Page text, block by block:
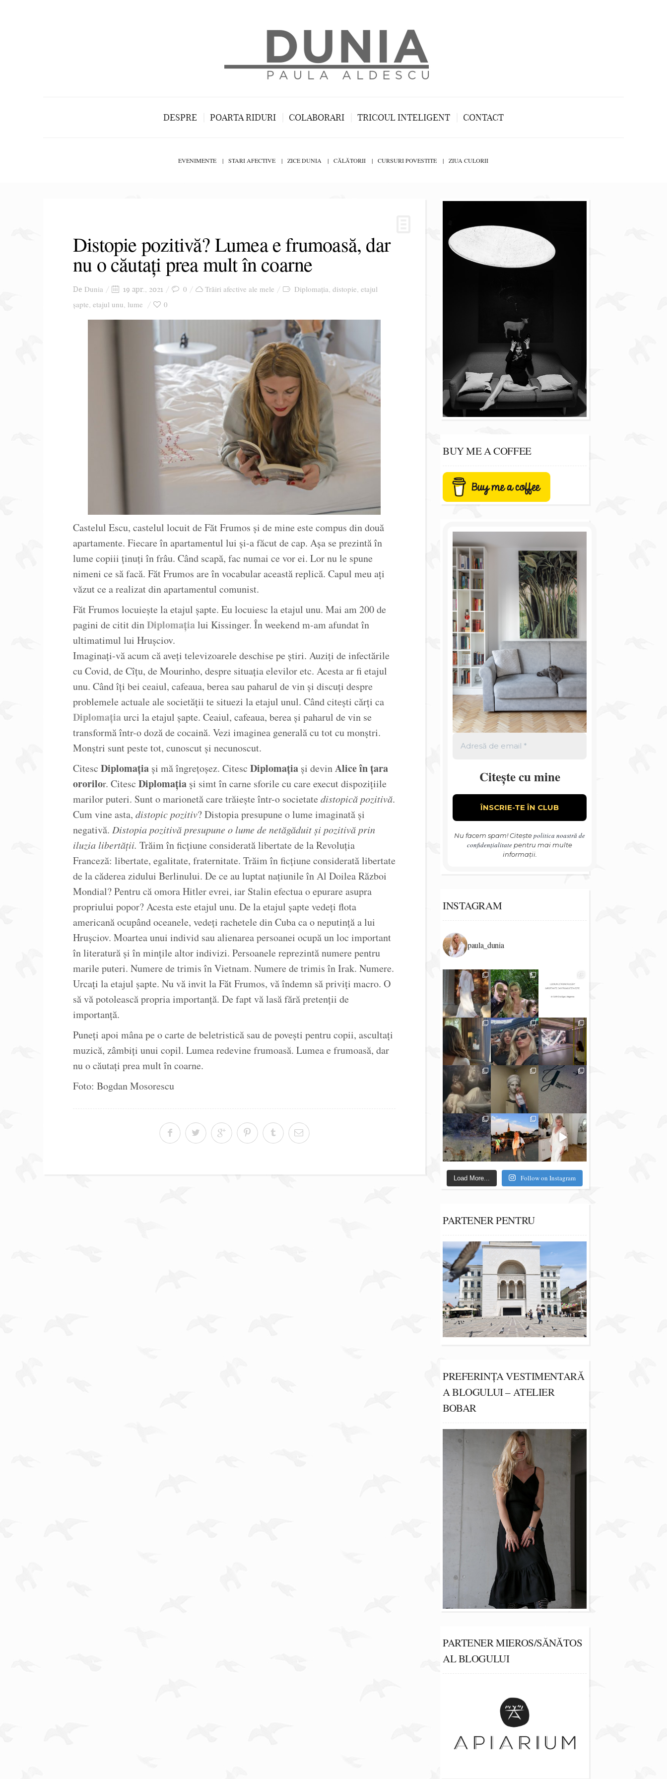
DESPRE POARTA RIDURI COLABORARI TRICOUL INTELIGENT CONTACT
EVENIMENTE STARI AFECTIVE ZICE DUNIA CĂLĂTORII CURSURI POVESTITE ZIUA CULORII
Distopie pozitivă? Lumea e frumoasă, dar
nu o căutați prea mult în coarne
De Dunia 19 apr., 2021 0 Trăiri afective ale mele Diplomația, distopie, etajul
șapte, etajul unu, lume 0
Castelul Escu, castelul locuit de Făt Frumos și de mine este compus din două
apartamente. Fiecare în apartamentul lui și-a făcut de cap. Așa se prezintă în
lume copiii ținuți în frâu. Când scapă, fac numai ce vor ei. Lor nu le spune
nimeni ce să facă. Făt Frumos are în vocabular această replică. Capul meu ați
văzut ce a realizat din apartamentul comunist.
Făt Frumos locuiește la etajul șapte. Eu locuiesc la etajul unu. Mai am 200 de
pagini de citit dinDiplomațialui Kissinger. În weekend m-am afundat în
ultimatimul lui Hrușciov.
Imaginați-vă acum că aveți televizoarele deschise pe știri. Auziți de infectările
cu Covid, de Cîțu, de Mourinho, despre situația elevilor etc. Acesta ar fi etajul
unu. Când îți bei ceaiul, cafeaua, berea sau paharul de vin și discuți despre
problemele actuale ale societății te situezi la etajul unul. Când citești cărți ca
Diplomațiaurci la etajul șapte. Ceaiul, cafeaua, berea și paharul de vin se
transformă într-o doză de cocaină. Vezi imaginea generală cu tot cu monștri.
Monștri sunt peste tot, cunoscut și necunoscut.
Citesc Diplomația și mă îngrețoșez. Citesc Diplomația și devinAlice în țara
ororilor. Citesc Diplomația și simt în carne sforile cu care execut dispozițiile
marilor puteri. Sunt o marionetă care trăiește într-o societate distopică pozitivă.
Cum vine asta, distopic pozitiv? Distopia presupune o lume imaginată și
negativă. Distopia pozitivă presupune o lume de netăgăduit și pozitivă prin
iluzia libertății. Trăim în ficțiune considerată libertate de la Revoluția
Franceză: libertate, egalitate, fraternitate. Trăim în ficțiune considerată libertate
de la căderea zidului Berlinului. De ce au luptat națiunile în Al Doilea Război
Mondial? Pentru că omora Hitler evrei, iar Stalin efectua o epurare asupra
propriului popor? Acesta este etajul unu. De la etajul șapte vedeți flota
americană ocupând oceanele, vedeți rachetele din Cuba ca o neputință a lui
Hrușciov. Moartea unui individ sau alienarea persoanei ocupă un loc important
în literatură și în mințile altor indivizi. Persoanele reprezintă numere pentru
marile puteri. Numere de trimis în Vietnam. Numere de trimis în Irak. Numere.
Urcați la etajul șapte. Nu vă invit la Făt Frumos, vă îndemn să priviți macro. O
să vă potolească propria importanță. De fapt vă lasă fără pretenții de
importanță.
Puneți apoi mâna pe o carte de beletristică sau de povești pentru copii, ascultați
muzică, zâmbiți unui copil. Lumea redevine frumoasă. Lumea e frumoasă, dar
nu o căutați prea mult în coarne.
Foto: Bogdan Mosorescu
BUY ME A COFFEE
Citește cu mine
Nu facem spam! Citeștepolitica noastră de
confidențialitate pentru mai multe
informații.
INSTAGRAM
paula_dunia
Load More... Follow on Instagram
PARTENER PENTRU
PREFERINȚA VESTIMENTARĂ
A BLOGULUI – ATELIER
BOBAR
PARTENER MIEROS/SĂNĂTOS
AL BLOGULUI